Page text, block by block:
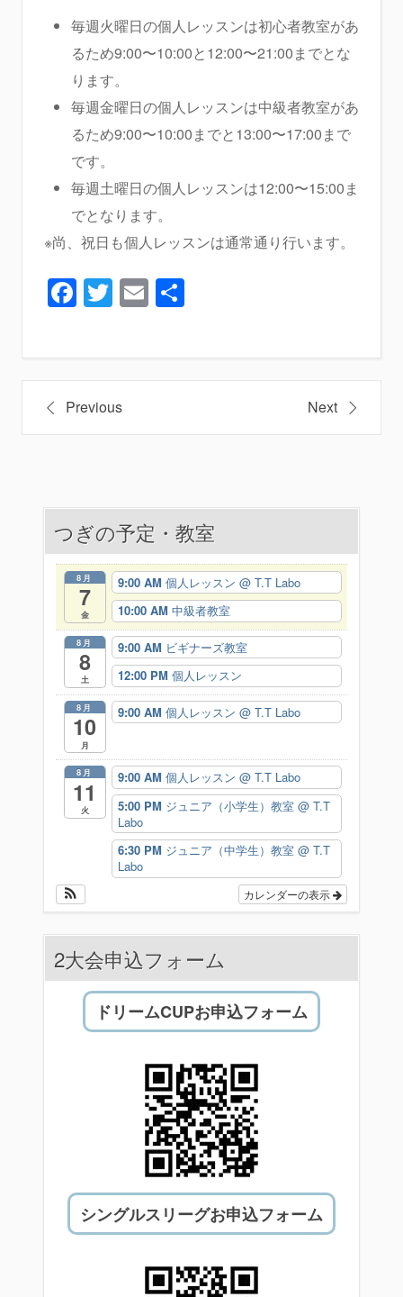
毎週火曜日の個人レッスンは初心者教室があ
るため9:00〜10:00と12:00〜21:00までとな
ります。
毎週金曜日の個人レッスンは中級者教室があ
るため9:00〜10:00までと13:00〜17:00まで
です。
毎週土曜日の個人レッスンは12:00〜15:00ま
でとなります。
※尚、祝日も個人レッスンは通常通り行います。
Facebook
Twitter
Email
投
稿
ビ
Previous Next
つぎの予定・教室
8月
7
金
9:00 AM 個人レッスン @ T.T Labo
10:00 AM 中級者教室
8月
8
土
9:00 AM ビギナーズ教室
12:00 PM 個人レッスン
8月
10
月
9:00 AM 個人レッスン @ T.T Labo
8月
11
火
9:00 AM 個人レッスン @ T.T Labo
5:00 PM ジュニア（小学生）教室 @ T.T
Labo
6:30 PM ジュニア（中学生）教室 @ T.T
Labo
カレンダーの表示
2大会申込フォーム
ドリームCUPお申込フォーム
シングルスリーグお申込フォーム